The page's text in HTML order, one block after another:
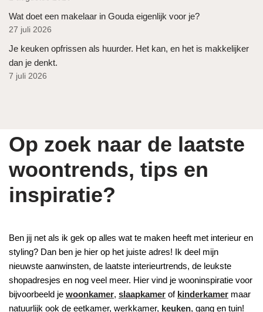
Wat doet een makelaar in Gouda eigenlijk voor je?
27 juli 2026
Je keuken opfrissen als huurder. Het kan, en het is makkelijker
dan je denkt.
7 juli 2026
Op zoek naar de laatste
woontrends, tips en
inspiratie?
Ben jij net als ik gek op alles wat te maken heeft met interieur en
styling? Dan ben je hier op het juiste adres! Ik deel mijn
nieuwste aanwinsten, de laatste interieurtrends, de leukste
shopadresjes en nog veel meer. Hier vind je wooninspiratie voor
bijvoorbeeld je woonkamer, slaapkamer of kinderkamer maar
natuurlijk ook de eetkamer, werkkamer, keuken, gang en tuin!